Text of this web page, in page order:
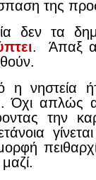
της
δεν τα
. Άπαξ
η νηστεία
Όχι απλώς
την